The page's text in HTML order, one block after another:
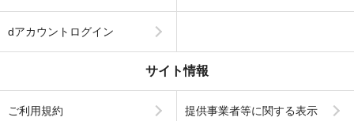
dアカウントログイン
サイト情報
ご利用規約 提供事業者等に関する表示